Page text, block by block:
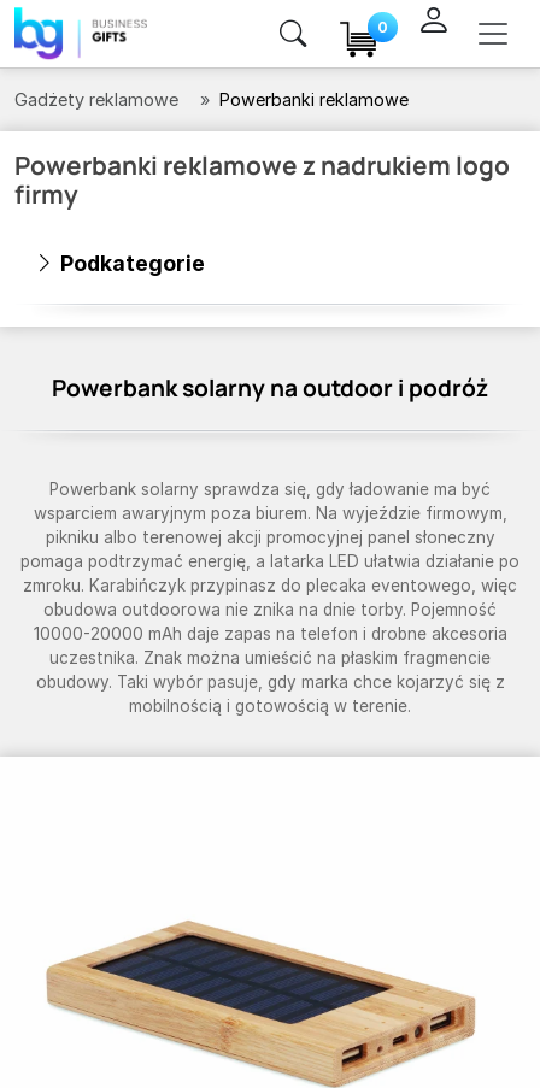
0
Gadżety reklamowe Powerbanki reklamowe
Powerbanki reklamowe z nadrukiem logo
firmy
Podkategorie
Powerbank solarny na outdoor i podróż
Powerbank solarny sprawdza się, gdy ładowanie ma być
wsparciem awaryjnym poza biurem. Na wyjeździe firmowym,
pikniku albo terenowej akcji promocyjnej panel słoneczny
pomaga podtrzymać energię, a latarka LED ułatwia działanie po
zmroku. Karabińczyk przypinasz do plecaka eventowego, więc
obudowa outdoorowa nie znika na dnie torby. Pojemność
10000-20000 mAh daje zapas na telefon i drobne akcesoria
uczestnika. Znak można umieścić na płaskim fragmencie
obudowy. Taki wybór pasuje, gdy marka chce kojarzyć się z
mobilnością i gotowością w terenie.